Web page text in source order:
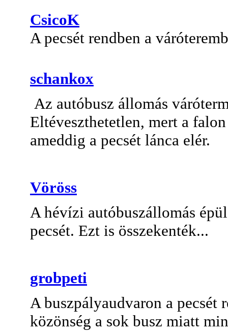
CsicoK
A pecsét rendben a
schankox
Az autóbusz állomás
Eltéveszthetetlen, mert a
ameddig a pecsét lánca elér.
Vöröss
A hévízi autóbuszállomás
pecsét. Ezt is összekenték...
grobpeti
A buszpályaudvaron a pecsét
közönség a sok busz miatt